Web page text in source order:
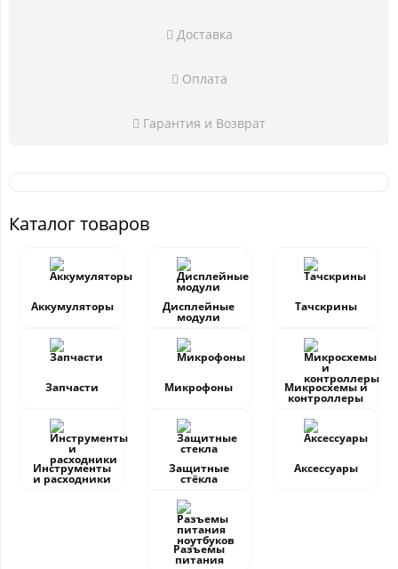
Доставка
Оплата
Гарантия и Возврат
Каталог товаров
Аккумуляторы Дисплейные
модули
Тачскрины
Запчасти Микрофоны Микросхемы и
контроллеры
Инструменты
и расходники
Защитные
стёкла
Аксессуары
Разъемы
питания